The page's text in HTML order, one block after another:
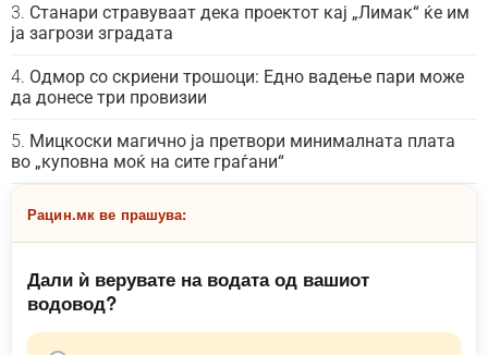
Станари стравуваат дека проектот кај „Лимак“ ќе им
ја загрози зградата
Одмор со скриени трошоци: Едно вадење пари може
да донесе три провизии
Мицкоски магично ја претвори минималната плата
во „куповна моќ на сите граѓани“
Рацин.мк ве прашува:
Дали ѝ верувате на водата од вашиот
водовод?